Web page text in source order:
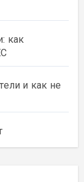
как
и как не